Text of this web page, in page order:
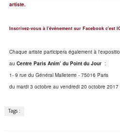
artiste.
Inscrivez-vous à l'événement sur Facebook c'est
Chaque artiste participera également à
au Centre Paris Anim’ du Point du Jour:
1- 9 rue du Général Malleterre - 75016 Paris
du mardi 3 octobre au vendredi 20 octobre 2017
Tags :